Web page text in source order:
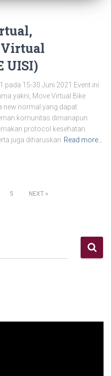
Virtual
UISI)
pada 15-30 Juni 2021 Event ini
yakni, Move Virtual Bike
new normal yang dapat
komunitas dimanapun
protocol kesehatan.
juga diharuskan Read more…
5 NEXT